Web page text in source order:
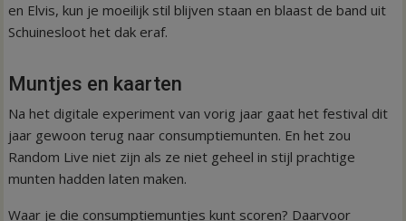
en Elvis, kun je moeilijk stil blijven staan en blaast de band uit
Schuinesloot het dak eraf.
Muntjes en kaarten
Na het digitale experiment van vorig jaar gaat het festival dit
jaar gewoon terug naar consumptiemunten. En het zou
Random Live niet zijn als ze niet geheel in stijl prachtige
munten hadden laten maken.
Waar je die consumptiemuntjes kunt scoren? Daarvoor